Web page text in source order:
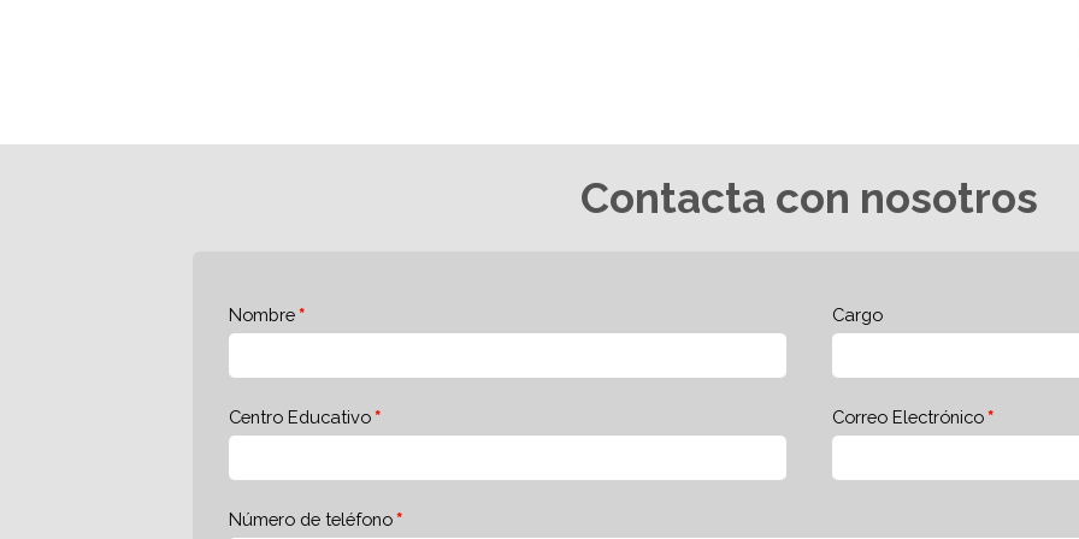
Contacta con nosotros
Nombre Cargo
Centro Educativo Correo Electrónico
Número de teléfono